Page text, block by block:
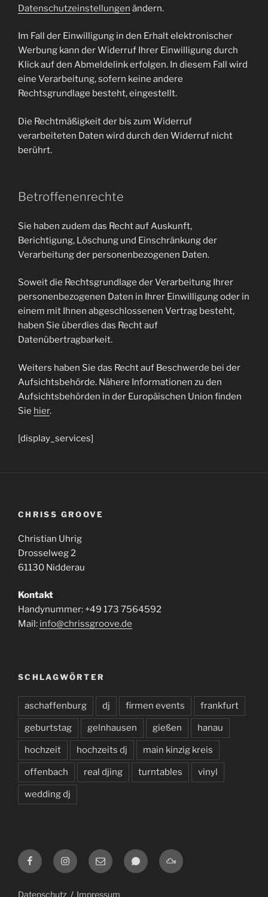
Datenschutzeinstellungen ändern.
Im Fall der Einwilligung in den Erhalt elektronischer
Werbung kann der Widerruf Ihrer Einwilligung durch
Klick auf den Abmeldelink erfolgen. In diesem Fall wird
eine Verarbeitung, sofern keine andere
Rechtsgrundlage besteht, eingestellt.
Die Rechtmäßigkeit der bis zum Widerruf
verarbeiteten Daten wird durch den Widerruf nicht
berührt.
Betroffenenrechte
Sie haben zudem das Recht auf Auskunft,
Berichtigung, Löschung und Einschränkung der
Verarbeitung der personenbezogenen Daten.
Soweit die Rechtsgrundlage der Verarbeitung Ihrer
personenbezogenen Daten in Ihrer Einwilligung oder in
einem mit Ihnen abgeschlossenen Vertrag besteht,
haben Sie überdies das Recht auf
Datenübertragbarkeit.
Weiters haben Sie das Recht auf Beschwerde bei der
Aufsichtsbehörde. Nähere Informationen zu den
Aufsichtsbehörden in der Europäischen Union finden
Sie hier.
[display_services]
CHRISS GROOVE
Christian Uhrig
Drosselweg 2
61130 Nidderau
Kontakt
Handynummer: +49 173 7564592
Mail: info@chrissgroove.de
SCHLAGWÖRTER
aschaffenburg dj firmen events frankfurt
geburtstag gelnhausen gießen hanau
hochzeit hochzeits dj main kinzig kreis
offenbach real djing turntables vinyl
wedding dj
FacebookInstagram
E-
Mail
WhatsAppMixcloud
Datenschutz Impressum